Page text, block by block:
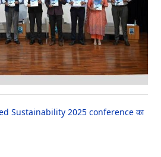
Sustainability 2025 conference का